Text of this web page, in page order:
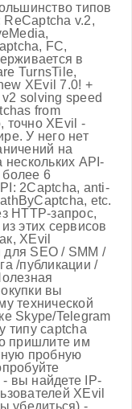
типов
ReCaptcha v.2,
FC,
в
TurnsTile,
XEvil 7.0! +
solving speed
from
точно XEvil -
У него нет
на
нескольких API-
6
2Captcha, anti-
etc.
HTTP-запрос,
этих сервисов
XEvil
SEO / SMM /
/публикации /
вы
технической
Skype/Telegram
типу captcha
пришлите им
пробную
вы найдете IP-
XEvil
убедиться) -